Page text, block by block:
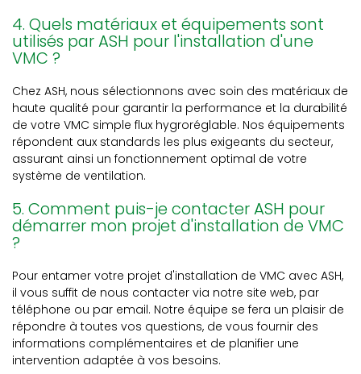
4. Quels matériaux et équipements sont
utilisés par ASH pour l'installation d'une
VMC ?
Chez ASH, nous sélectionnons avec soin des matériaux de
haute qualité pour garantir la performance et la durabilité
de votre VMC simple flux hygroréglable. Nos équipements
répondent aux standards les plus exigeants du secteur,
assurant ainsi un fonctionnement optimal de votre
système de ventilation.
5. Comment puis-je contacter ASH pour
démarrer mon projet d'installation de VMC
?
Pour entamer votre projet d'installation de VMC avec ASH,
il vous suffit de nous contacter via notre site web, par
téléphone ou par email. Notre équipe se fera un plaisir de
répondre à toutes vos questions, de vous fournir des
informations complémentaires et de planifier une
intervention adaptée à vos besoins.